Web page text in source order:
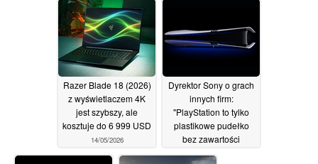
Razer Blade 18 (2026)
z wyświetlaczem 4K
jest szybszy, ale
kosztuje do 6 999 USD
14/05/2026
Dyrektor Sony o grach
innych firm:
"PlayStation to tylko
plastikowe pudełko
bez zawartości
14/05/2026